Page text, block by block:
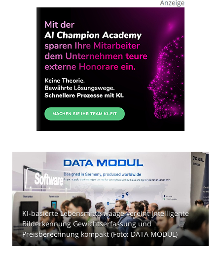
KI-basierte Lebensmittelwaage vereint intelligente
Bilderkennung Gewichtserfassung und
Preisberechnung kompakt (Foto: DATA MODUL)